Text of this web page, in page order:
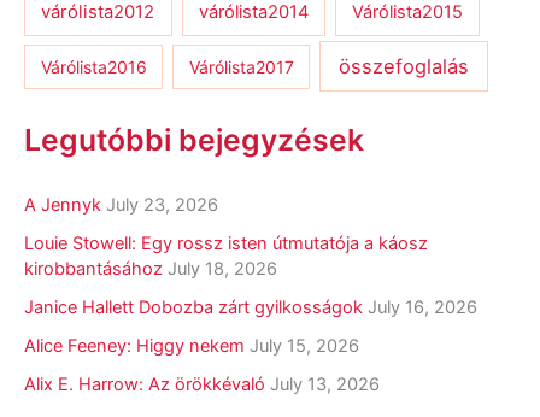
várólista2012 várólista2014 Várólista2015
Várólista2016 Várólista2017 összefoglalás
Legutóbbi bejegyzések
A Jennyk July 23, 2026
Louie Stowell: Egy ​rossz isten útmutatója a káosz
kirobbantásához July 18, 2026
Janice Hallett Dobozba zárt gyilkosságok July 16, 2026
Alice Feeney: Higgy nekem July 15, 2026
Alix E. Harrow: Az örökkévaló July 13, 2026